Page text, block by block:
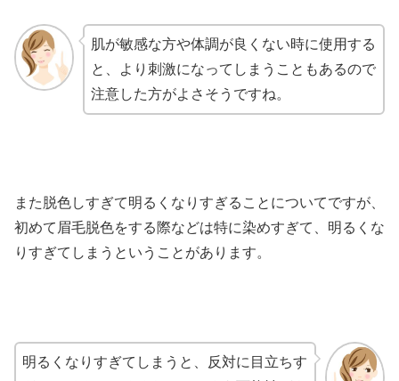
肌が敏感な方や体調が良くない時に使用する
と、より刺激になってしまうこともあるので
注意した方がよさそうですね。
また脱色しすぎて明るくなりすぎることについてですが、
初めて眉毛脱色をする際などは特に染めすぎて、明るくな
りすぎてしまうということがあります。
明るくなりすぎてしまうと、反対に目立ちす